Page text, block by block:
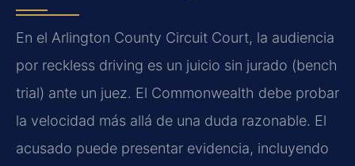
En el Arlington County Circuit Court, la audiencia
por reckless driving es un juicio sin jurado (bench
trial) ante un juez. El Commonwealth debe probar
la velocidad más allá de una duda razonable. El
acusado puede presentar evidencia, incluyendo